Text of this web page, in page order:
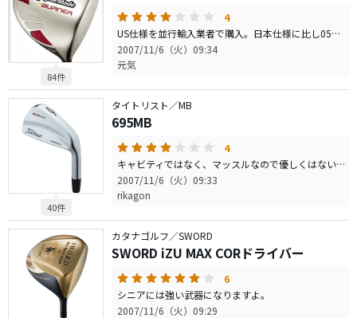
84件
4
US仕様を並行輸入業者で購入。日本仕様に比し05インチ長く、10ｇ程度ヘッドが重いらしい。リシャフト前提なので試しにRを購入した。 打感：この手の大型MOIヘッドの中ではぴか一。 方向性：RシャフトではH/Sアウトサイドイン系の私のスィングではドスラ ばかり。ヘッドが戻りきれない感じ。（DIAMANA S63にリシャフ ト後は軽いフェードに安定） 価格：並行輸入物は28000円と大変リーズナブル。 総合評価：TP/ノーマル/ドローと出してくれているので、自分の球筋にあったクラブをチョイスしやすい。「異形」と言われるほど違和感の無い大型ヘッドと相俟って「イマドキ」のトップランナーたる仕上がりを見せていると思います。純正使用を前提とするならUSモデルでもH/S42ｍまではSでOKだと思います。
2007/11/6（火）09:34
元気
40件
タイトリスト／MB
695MB
4
キャビティではなく、マッスルなので優しくはないですが、 マッスルの中ではやさしく、ボールも高く上がります。 中級者でも使えるマッスルだと思います。
2007/11/6（火）09:33
rikagon
カタナゴルフ／SWORD
SWORD iZU MAX CORドライバー
6
シニアには強い武器になりますよ。
2007/11/6（火）09:29